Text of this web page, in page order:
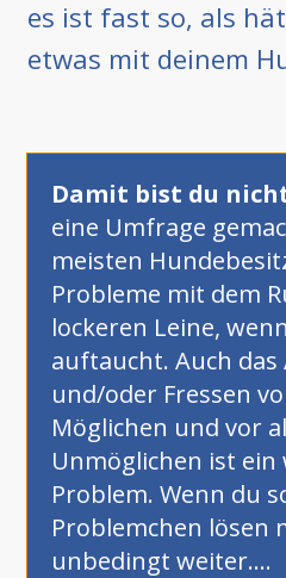
es ist fast so, als
etwas mit deinem
Damit bist du
eine Umfrage
meisten
Probleme mit dem
lockeren Leine,
auftaucht. Auch
und/oder Fressen
Möglichen und vor
Unmöglichen ist
Problem. Wenn du
Problemchen lösen
unbedingt weiter....